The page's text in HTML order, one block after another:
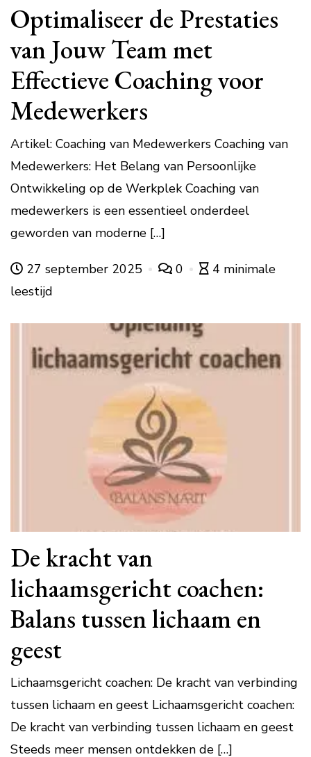
Optimaliseer de Prestaties
van Jouw Team met
Effectieve Coaching voor
Medewerkers
Artikel: Coaching van Medewerkers Coaching van
Medewerkers: Het Belang van Persoonlijke
Ontwikkeling op de Werkplek Coaching van
medewerkers is een essentieel onderdeel
geworden van moderne […]
27 september 2025 0
4 minimale
leestijd
De kracht van
lichaamsgericht coachen:
Balans tussen lichaam en
geest
Lichaamsgericht coachen: De kracht van verbinding
tussen lichaam en geest Lichaamsgericht coachen:
De kracht van verbinding tussen lichaam en geest
Steeds meer mensen ontdekken de […]